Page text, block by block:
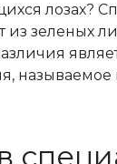
лозах?
из зеленых